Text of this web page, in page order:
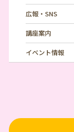
広報・SNS
講座案内
イベント情報